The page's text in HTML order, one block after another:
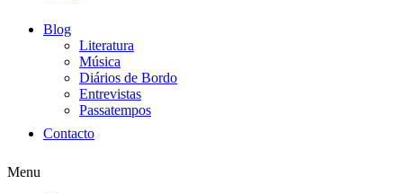
Blog
Literatura
Música
Diários de Bordo
Entrevistas
Passatempos
Contacto
Menu